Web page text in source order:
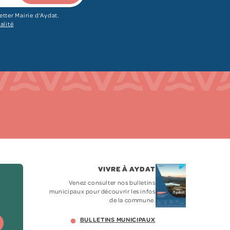
Mairie d‘Aydat.
VIVRE À AYDAT
Venez consulter nos bulletins
municipaux pour découvrir les infos
de la commune.
BULLETINS MUNICIPAUX